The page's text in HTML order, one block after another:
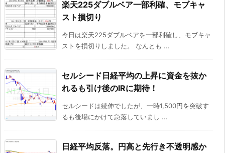
楽天225ダブルベア一部利確、モブキャ
スト損切り
今日は楽天225ダブルベアを一部利確し、モブキャ
ストを損切りしました。 なんとも ...
セルシード日経平均の上昇に資金を抜か
れるも引け後のIRに期待！
セルシードは続伸でしたが、一時1,500円を突破す
るも後場にかけて急落していまし ...
日経平均反落。円高と先行き不透明感か